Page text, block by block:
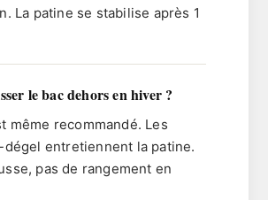
La patine se stabilise après 1
le bac dehors en hiver ?
même recommandé. Les
entretiennent la patine.
pas de rangement en